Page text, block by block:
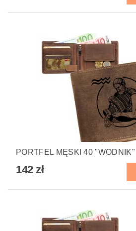
PORTFEL MĘSKI 40 "WODNIK"
142 zł